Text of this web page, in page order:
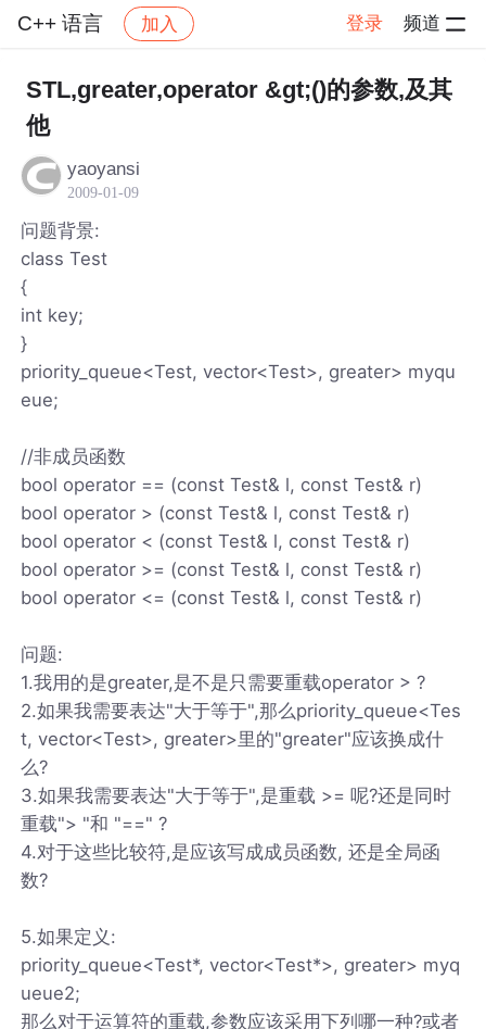
C++ 语言 加入 登录 频道
社区 C++ 语言
STL,greater,operator &gt;()的参数,及其
他
yaoyansi
2009-01-09
问题背景:
class Test
{
int key;
}
priority_queue<Test, vector<Test>, greater> myqu
eue;
//非成员函数
bool operator == (const Test& l, const Test& r)
bool operator > (const Test& l, const Test& r)
bool operator < (const Test& l, const Test& r)
bool operator >= (const Test& l, const Test& r)
bool operator <= (const Test& l, const Test& r)
问题:
1.我用的是greater,是不是只需要重载operator > ?
2.如果我需要表达"大于等于",那么priority_queue<Tes
t, vector<Test>, greater>里的"greater"应该换成什
么?
3.如果我需要表达"大于等于",是重载 >= 呢?还是同时
重载"> "和 "==" ?
4.对于这些比较符,是应该写成成员函数, 还是全局函
数?
5.如果定义:
priority_queue<Test*, vector<Test*>, greater> myq
ueue2;
那么对于运算符的重载,参数应该采用下列哪一种?或者